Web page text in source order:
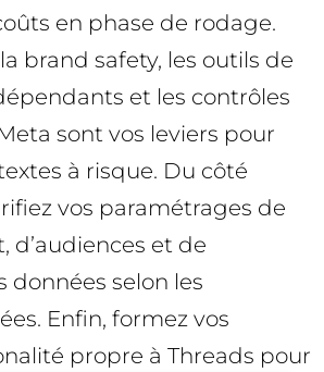
en phase de rodage.
brand safety, les outils de
et les contrôles
sont vos leviers pour
à risque. Du côté
vos paramétrages de
d’audiences et de
selon les
Enfin, formez vos
propre à Threads pour